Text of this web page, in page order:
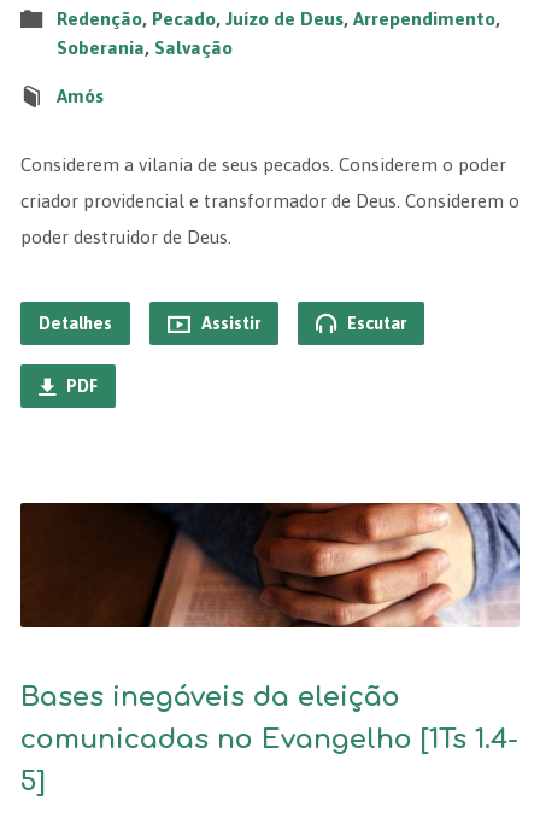
Redenção, Pecado, Juízo de Deus, Arrependimento,
Soberania, Salvação
Amós
Considerem a vilania de seus pecados. Considerem o poder
criador providencial e transformador de Deus. Considerem o
poder destruidor de Deus.
Detalhes Assistir Escutar
PDF
Bases inegáveis da eleição
comunicadas no Evangelho [1Ts 1.4-
5]